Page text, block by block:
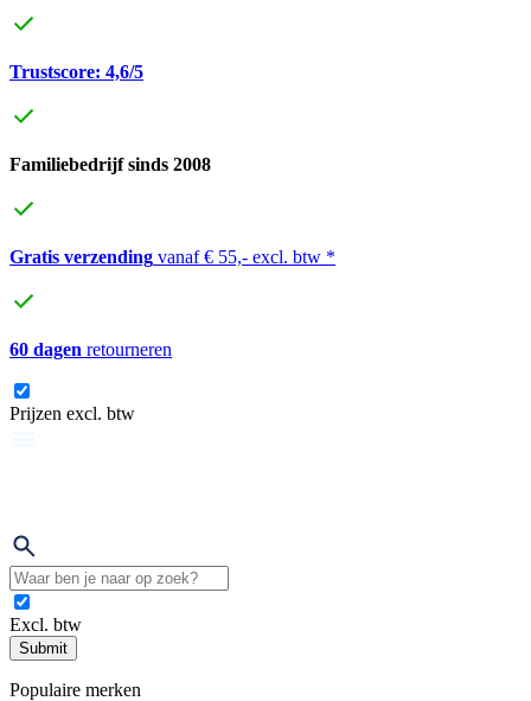
Trustscore: 4,6/5
Familiebedrijf sinds 2008
Gratis verzending vanaf € 55,- excl. btw *
60 dagen retourneren
Prijzen excl. btw
Excl. btw
Submit
Populaire merken